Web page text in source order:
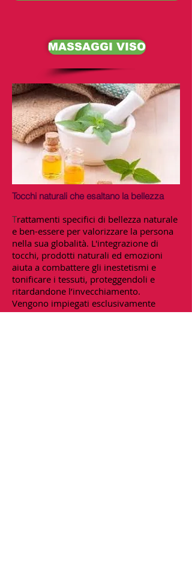
MASSAGGI VISO
Tocchi naturali che esaltano la bellezza
Trattamenti specifici di bellezza naturale
e ben-essere per valorizzare la persona
nella sua globalità. L'integrazione di
tocchi, prodotti naturali ed emozioni
aiuta a combattere gli inestetismi e
tonificare i tessuti, proteggendoli e
ritardandone l’invecchiamento.
Vengono impiegati esclusivamente
preparati naturali.